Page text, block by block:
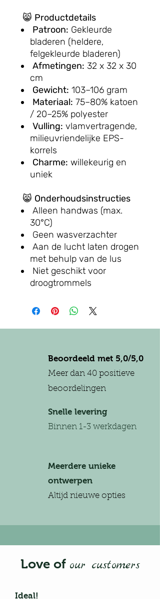
😸 Productdetails
Patroon: Gekleurde
bladeren (heldere,
felgekleurde bladeren)
Afmetingen: 32 x 32 x 30
cm
Gewicht: 103–106 gram
Materiaal: 75–80% katoen
/ 20–25% polyester
Vulling: vlamvertragende,
milieuvriendelijke EPS-
korrels
Charme: willekeurig en
uniek
😸 Onderhoudsinstructies
Alleen handwas (max.
30°C)
Geen wasverzachter
Aan de lucht laten drogen
met behulp van de lus
Niet geschikt voor
droogtrommels
Beoordeeld met 5,0/5,0
Meer dan 40 positieve
beoordelingen
Snelle levering
Binnen 1-3 werkdagen
Meerdere unieke
ontwerpen
Altijd nieuwe opties
Love of our customers
Ideal!